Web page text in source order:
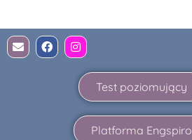
Test poziomujący
Platforma Engspiro